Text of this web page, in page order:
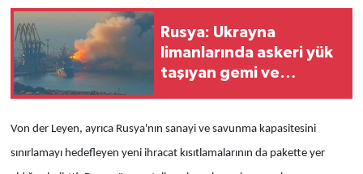
Rusya: Ukrayna
limanlarında askeri yük
taşıyan gemi ve
Von der Leyen, ayrıca Rusya'nın sanayi ve savunma kapasitesini
sınırlamayı hedefleyen yeni ihracat kısıtlamalarının da pakette yer